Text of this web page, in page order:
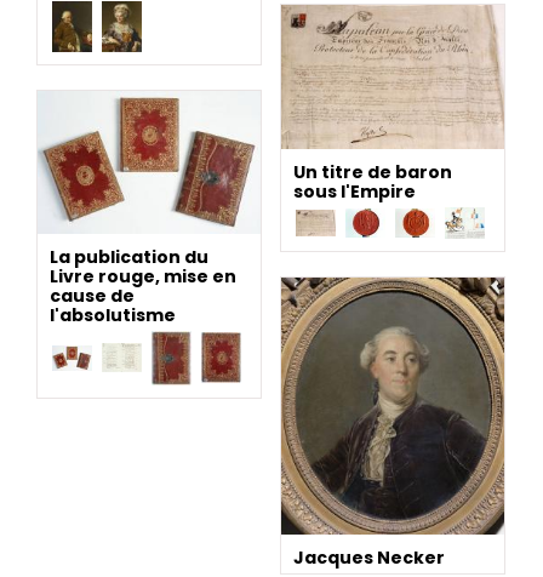
Un titre de baron
sous l'Empire
La publication du
Livre rouge, mise en
cause de
l'absolutisme
Jacques Necker